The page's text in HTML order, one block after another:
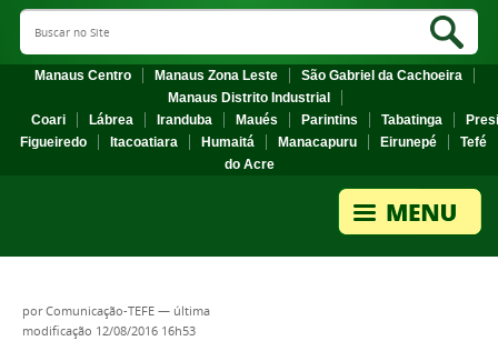
Search Site
Manaus Centro Manaus Zona Leste
São Gabriel da Cachoeira
Manaus Distrito Industrial
Coari
Lábrea Iranduba Maués Parintins Tabatinga
Figueiredo
Itacoatiara Humaitá Manacapuru Eirunepé
Tefé
do Acre
porComunicação-TEFE — última
modificação 12/08/2016 16h53